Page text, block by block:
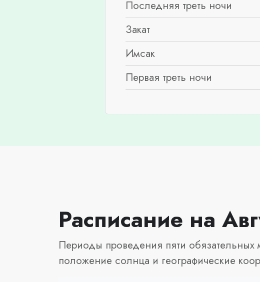
Последняя треть ночи
Закат
Имсак
Первая треть ночи
Расписание на
Периоды проведения пяти обязательных
положение солнца и географические